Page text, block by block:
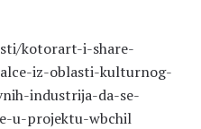
kotorart-i-share-
iz-oblasti-kulturnog-
industrija-da-se-
u-projektu-wbchil